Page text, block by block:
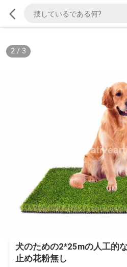
2/ 3
犬のための2*25mの人工的
止め花粉無し